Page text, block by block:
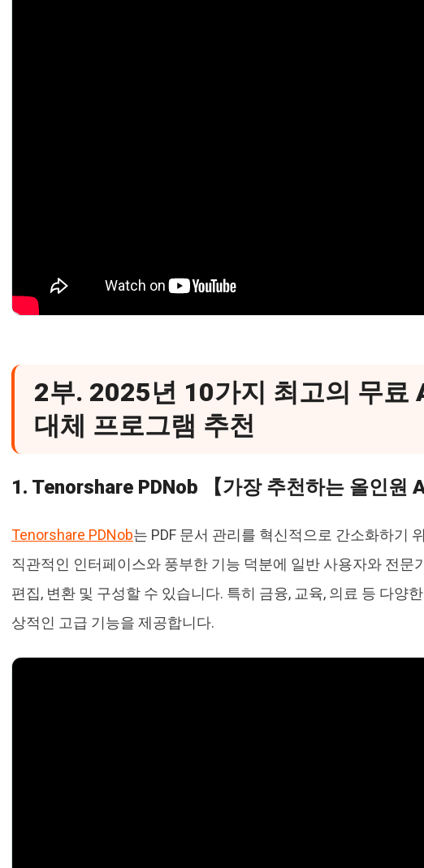
2부. 2025년 10가지 최고의 무료
대체 프로그램 추천
1. Tenorshare PDNob 【가장 추천하는 올인원
Tenorshare PDNob는 PDF 문서 관리를 혁신적으로 간소화하기
직관적인 인터페이스와 풍부한 기능 덕분에 일반 사용자와 전문
편집, 변환 및 구성할 수 있습니다. 특히 금융, 교육, 의료 등 다양
상적인 고급 기능을 제공합니다.